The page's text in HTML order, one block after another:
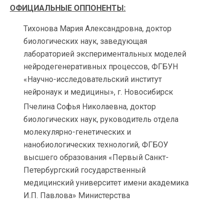
ОФИЦИАЛЬНЫЕ ОППОНЕНТЫ:
Тихонова Мария Александровна, доктор
биологических наук, заведующая
лабораторией экспериментальных моделей
нейродегенеративных процессов, ФГБУН
«Научно-исследовательский институт
нейронаук и медицины», г. Новосибирск
Пчелина Софья Николаевна, доктор
биологических наук, руководитель отдела
молекулярно-генетических и
нанобиологических технологий, ФГБОУ
высшего образования «Первый Санкт-
Петербургский государственный
медицинский университет имени академика
И.П. Павлова» Министерства